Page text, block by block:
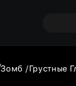
Зомб Грустные